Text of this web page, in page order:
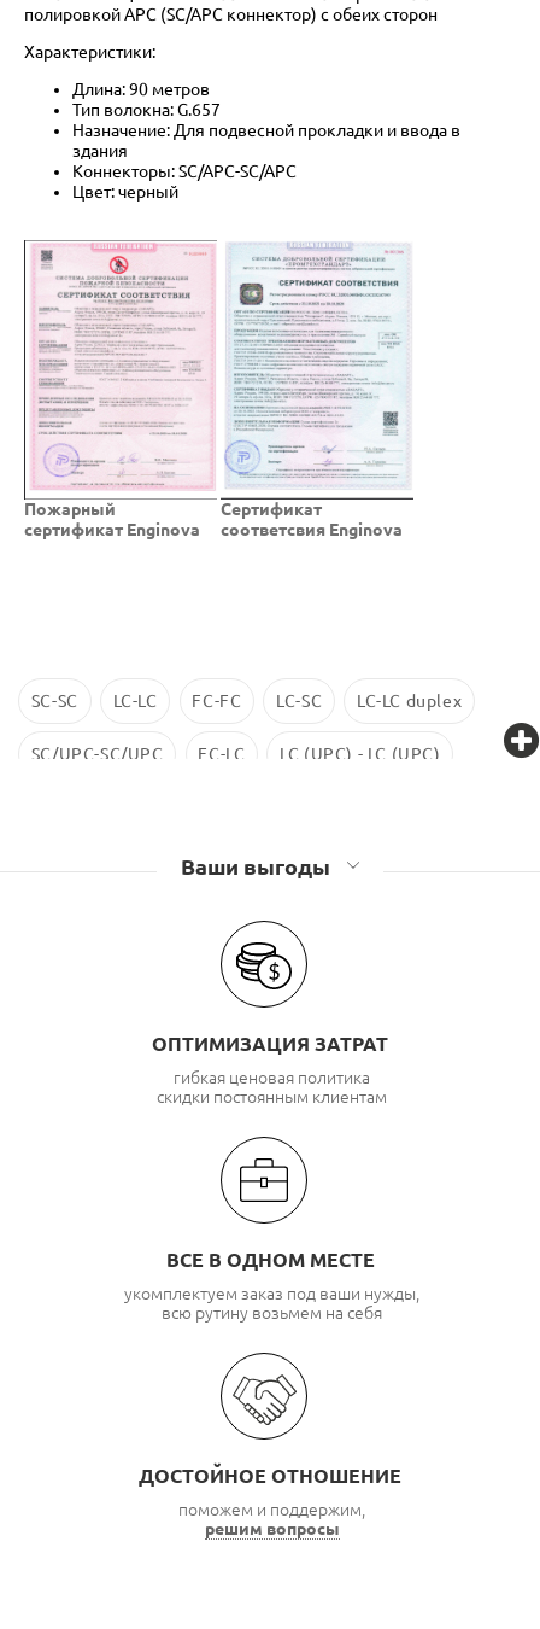
полировкой APC (SC/APC коннектор) с обеих сторон
Характеристики:
Длина: 90 метров
Тип волокна: G.657
Назначение: Для подвесной прокладки и ввода в
здания
Коннекторы: SC/APC-SC/APC
Цвет: черный
Пожарный
сертификат Enginova
Cертификат
соответсвия Enginova
SC-SC LC-LC FC-FC LC-SC LC-LC duplex
SC/UPC-SC/UPC FC-LC LC (UPC) - LC (UPC)
Ваши выгоды
ОПТИМИЗАЦИЯ ЗАТРАТ
гибкая ценовая политика
скидки постоянным клиентам
ВСЕ В ОДНОМ МЕСТЕ
укомплектуем заказ под ваши нужды,
всю рутину возьмем на себя
ДОСТОЙНОЕ ОТНОШЕНИЕ
поможем и поддержим,
решим вопросы